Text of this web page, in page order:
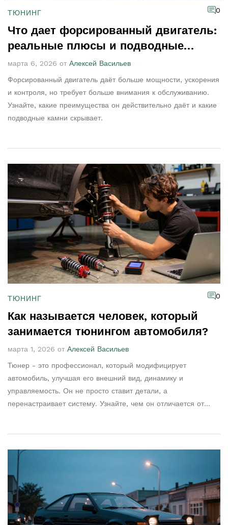
ТЮНИНГ 0
Что дает форсированный двигатель:
реальные плюсы и подводные
камни
марта 6, 2026 от Алексей Васильев
Форсированный двигатель даёт больше мощности, ускорения
и контроля, но требует больше внимания к обслуживанию.
Узнайте, какие преимущества он действительно даёт и какие
подводные камни скрывает.
ТЮНИНГ 0
Как называется человек, который
занимается тюнингом автомобиля?
марта 1, 2026 от Алексей Васильев
Тюнер - это профессионал, который модифицирует
автомобиль, улучшая его внешний вид, динамику и
управляемость. Он не просто ставит детали, а
перенастраивает систему. Узнайте, чем он отличается от